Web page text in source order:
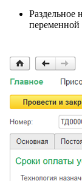
Раздельное
переменной